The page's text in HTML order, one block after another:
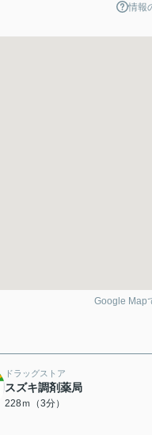
情報
Google Map
ドラッグストア
スズキ調剤薬局
228ｍ（3分）